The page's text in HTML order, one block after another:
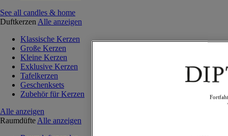
See all candles & home
Duftkerzen Alle anzeigen
Klassische Kerzen
Große Kerzen
Kleine Kerzen
Exklusive Kerzen
Tafelkerzen
Geschenksets
Zubehör für Kerzen
Alle anzeigen
Raumdüfte Alle anzeigen